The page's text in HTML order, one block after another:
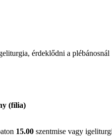
érdeklődni a plébánosnál
(fília)
15.00 szentmise vagy